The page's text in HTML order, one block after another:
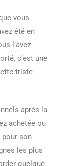
vous
été en
l’avez
c’est une
triste
après la
achetée ou
pour son
les plus
quelque